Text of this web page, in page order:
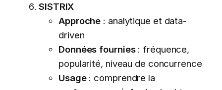
SISTRIX
Approche : analytique et data-
driven
Données fournies: fréquence,
popularité, niveau de concurrence
Usage: comprendre la